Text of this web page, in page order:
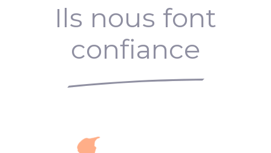
Ils nous font
confiance